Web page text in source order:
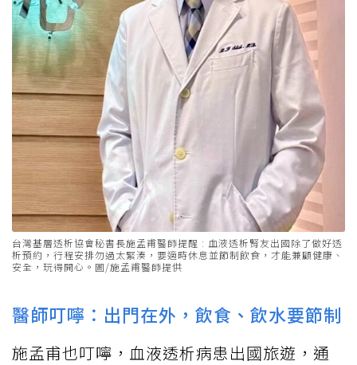
台灣基層透析協會秘書長施孟甫醫師提醒 : 血液透析腎友出國除了做好透
析預約，行程安排勿過太緊湊，要適時休息並節制飲食，才能兼顧健康、
安全，玩得開心。圖/施孟甫醫師提供
醫師叮嚀：出門在外，飲食、飲水要節制
施孟甫也叮嚀，血液透析病患出國旅遊，通